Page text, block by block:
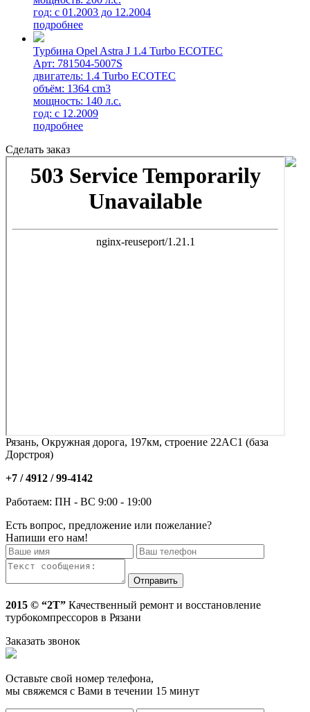
год: с 01.2003 до 12.2004
подробнее
Турбина Opel Astra J 1.4 Turbo ECOTEC
Арт: 781504-5007S
двигатель: 1.4 Turbo ECOTEC
объём: 1364 cm3
мощность: 140 л.с.
год: с 12.2009
подробнее
Сделать заказ
Рязань, Окружная дорога, 197км, строение 22АC1 (база
Дорстроя)
+7 / 4912 /99-4142
Работаем: ПН - ВС 9:00 - 19:00
Есть вопрос, предложение или пожелание?
Напиши его нам!
2015 © “2T” Качественный ремонт и восстановление
турбокомпрессоров в Рязани
Заказать звонок
Оставьте свой номер телефона,
мы свяжемся с Вами в течении 15 минут